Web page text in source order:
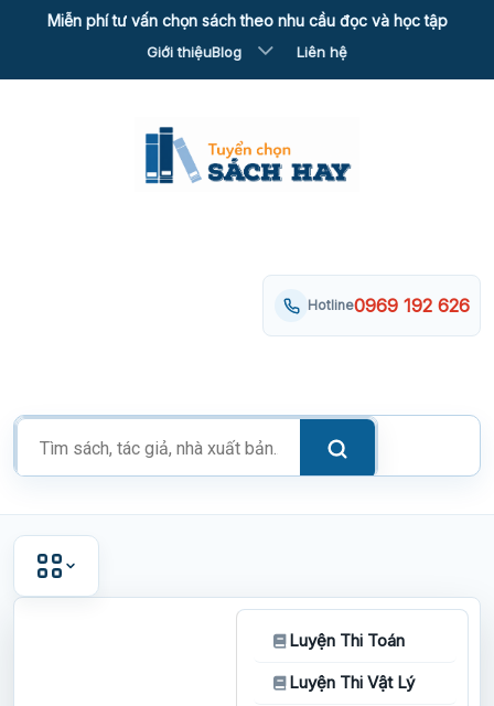
Miễn phí tư vấn chọn sách theo nhu cầu đọc và học tập
Giới thiệuBlog Liên hệ
Tìm
kiếm
phẩm
Hotline0969 192 626
Luyện Thi Toán
Luyện Thi Vật Lý